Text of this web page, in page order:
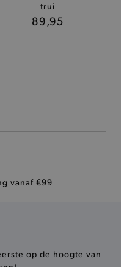
trui
89,95
vanaf €99
op de hoogte van
verbeteren jouw